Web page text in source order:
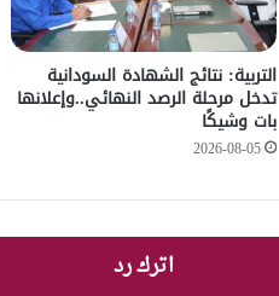
التربية: نتائج الشهادة السودانية
تدخل مرحلة الرصد النهائي..وإعلانها
بات وشيكًا
2026-08-05
اترك رد